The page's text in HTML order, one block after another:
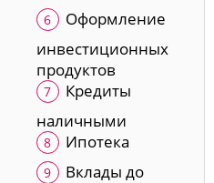
Оформление
инвестиционных
продуктов
Кредиты
наличными
Ипотека
Вклады до